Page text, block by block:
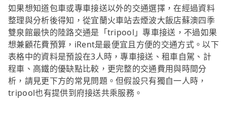
如果想知道包車或專車接送以外的交通選擇，在經過資料
整理與分析後得知，從宜蘭火車站去煙波大飯店蘇澳四季
雙泉館最快的陸路交通是「tripool」專車接送，不過如果
想兼顧花費預算，iRent是最便宜且方便的交通方式。以下
表格中的資料是預設在3人時，專車接送、租車自駕、計
程車、高鐵的優缺點比較，更完整的交通費用與時間分
析，請見更下方的常見問題。但假設只有獨自一人時，
tripool也有提供到府接送共乘服務。